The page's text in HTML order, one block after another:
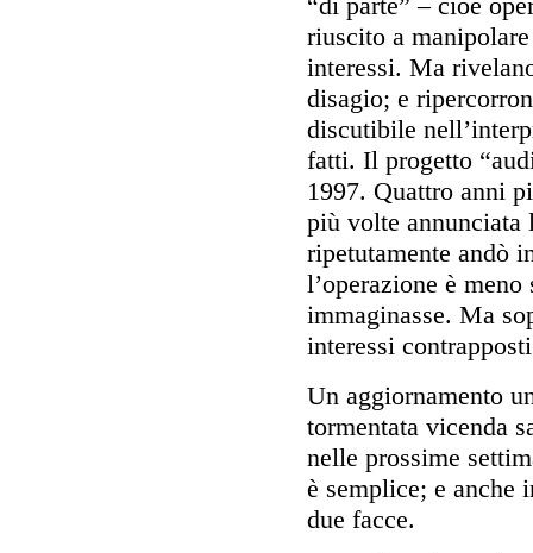
riuscito a
interessi. Ma
disagio; e
discutibile
fatti. Il progetto
1997. Quattro anni
più volte annunciata
ripetutamente andò
l’operazione è
immaginasse. Ma
interessi
Un aggiornamento
tormentata vicenda
nelle prossime
è semplice; e anche
due facce.